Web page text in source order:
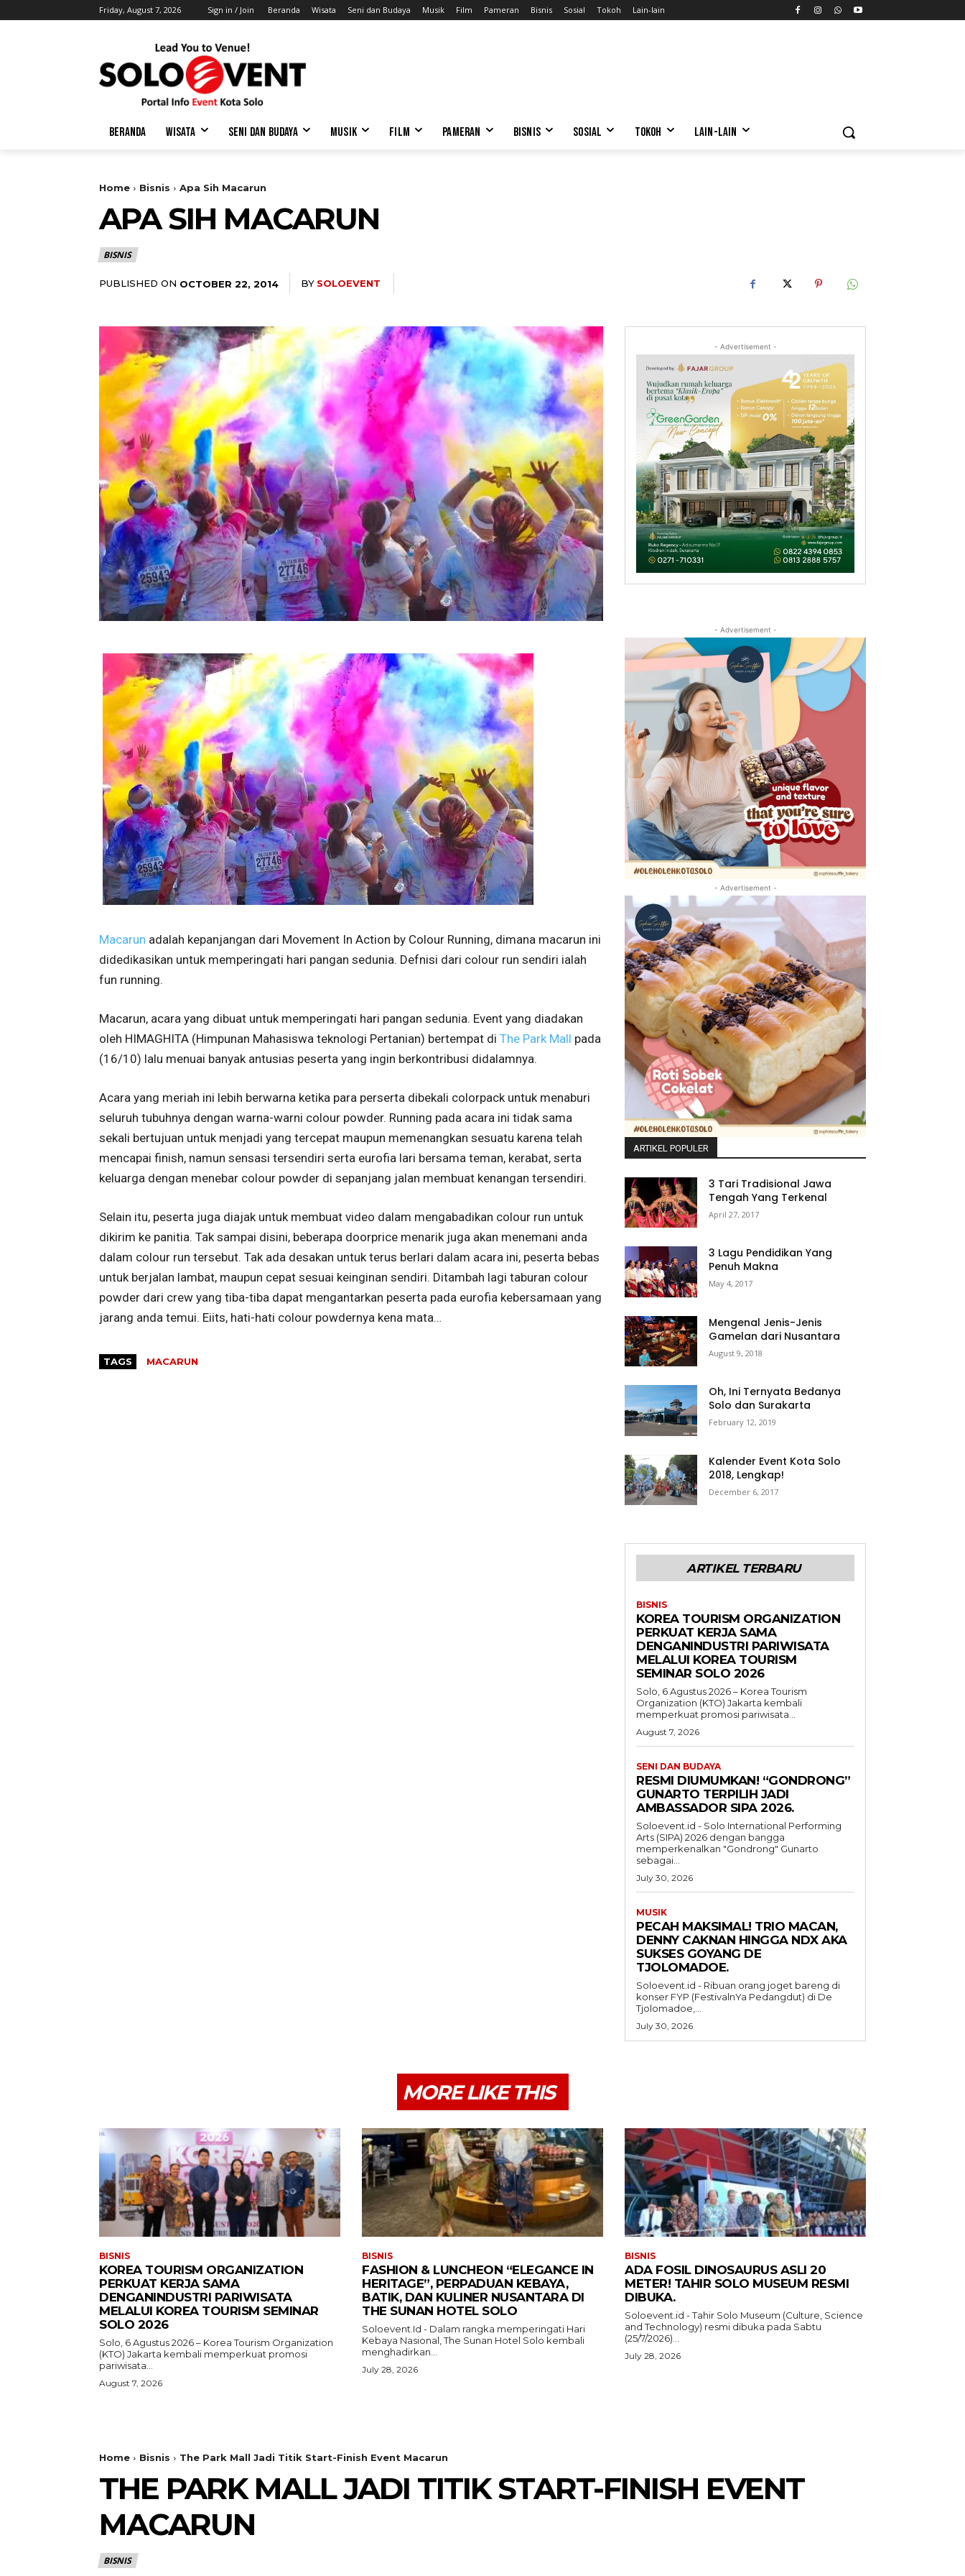
Friday, August 7, 2026 Sign in / Join Beranda Wisata Seni dan Budaya Musik Film Pameran Bisnis Sosial Tokoh Lain-lain
BERANDA WISATA SENI DAN BUDAYA MUSIK FILM PAMERAN BISNIS SOSIAL TOKOH LAIN-LAIN
Home Bisnis Apa Sih Macarun
APA SIH MACARUN
BISNIS
PUBLISHED ON OCTOBER 22, 2014 BY SOLOEVENT
- Advertisement -
Macarun adalah kepanjangan dari Movement In Action by Colour Running, dimana macarun ini
didedikasikan untuk memperingati hari pangan sedunia. Defnisi dari colour run sendiri ialah
fun running.
Macarun, acara yang dibuat untuk memperingati hari pangan sedunia. Event yang diadakan
oleh HIMAGHITA (Himpunan Mahasiswa teknologi Pertanian) bertempat di The Park Mall pada
(16/10) lalu menuai banyak antusias peserta yang ingin berkontribusi didalamnya.
Acara yang meriah ini lebih berwarna ketika para perserta dibekali colorpack untuk menaburi
seluruh tubuhnya dengan warna-warni colour powder. Running pada acara ini tidak sama
sekali bertujuan untuk menjadi yang tercepat maupun memenangkan sesuatu karena telah
mencapai finish, namun sensasi tersendiri serta eurofia lari bersama teman, kerabat, serta
keluarga dengan menebar colour powder di sepanjang jalan membuat kenangan tersendiri.
Selain itu, peserta juga diajak untuk membuat video dalam mengabadikan colour run untuk
dikirim ke panitia. Tak sampai disini, beberapa doorprice menarik juga akan menemani anda
dalam colour run tersebut. Tak ada desakan untuk terus berlari dalam acara ini, peserta bebas
untuk berjalan lambat, maupun cepat sesuai keinginan sendiri. Ditambah lagi taburan colour
powder dari crew yang tiba-tiba dapat mengantarkan peserta pada eurofia kebersamaan yang
jarang anda temui. Eiits, hati-hati colour powdernya kena mata…
TAGS MACARUN
- Advertisement -
- Advertisement -
ARTIKEL POPULER
3 Tari Tradisional Jawa
Tengah Yang Terkenal
April 27, 2017
3 Lagu Pendidikan Yang
Penuh Makna
May 4, 2017
Mengenal Jenis-Jenis
Gamelan dari Nusantara
August 9, 2018
Oh, Ini Ternyata Bedanya
Solo dan Surakarta
February 12, 2019
Kalender Event Kota Solo
2018, Lengkap!
December 6, 2017
ARTIKEL TERBARU
BISNIS
KOREA TOURISM ORGANIZATION
PERKUAT KERJA SAMA
DENGANINDUSTRI PARIWISATA
MELALUI KOREA TOURISM
SEMINAR SOLO 2026
Solo, 6 Agustus 2026 – Korea Tourism
Organization (KTO) Jakarta kembali
memperkuat promosi pariwisata...
August 7, 2026
SENI DAN BUDAYA
RESMI DIUMUMKAN! “GONDRONG”
GUNARTO TERPILIH JADI
AMBASSADOR SIPA 2026.
Soloevent.id - Solo International Performing
Arts (SIPA) 2026 dengan bangga
memperkenalkan "Gondrong" Gunarto
sebagai...
July 30, 2026
MUSIK
PECAH MAKSIMAL! TRIO MACAN,
DENNY CAKNAN HINGGA NDX AKA
SUKSES GOYANG DE
TJOLOMADOE.
Soloevent.id - Ribuan orang joget bareng di
konser FYP (FestivalnYa Pedangdut) di De
Tjolomadoe,...
July 30, 2026
MORE LIKE THIS
BISNIS
KOREA TOURISM ORGANIZATION
PERKUAT KERJA SAMA
DENGANINDUSTRI PARIWISATA
MELALUI KOREA TOURISM SEMINAR
SOLO 2026
Solo, 6 Agustus 2026 – Korea Tourism Organization
(KTO) Jakarta kembali memperkuat promosi
pariwisata...
August 7, 2026
BISNIS
FASHION & LUNCHEON “ELEGANCE IN
HERITAGE”, PERPADUAN KEBAYA,
BATIK, DAN KULINER NUSANTARA DI
THE SUNAN HOTEL SOLO
Soloevent.Id - Dalam rangka memperingati Hari
Kebaya Nasional, The Sunan Hotel Solo kembali
menghadirkan...
July 28, 2026
BISNIS
ADA FOSIL DINOSAURUS ASLI 20
METER! TAHIR SOLO MUSEUM RESMI
DIBUKA.
Soloevent.id - Tahir Solo Museum (Culture, Science
and Technology) resmi dibuka pada Sabtu
(25/7/2026)...
July 28, 2026